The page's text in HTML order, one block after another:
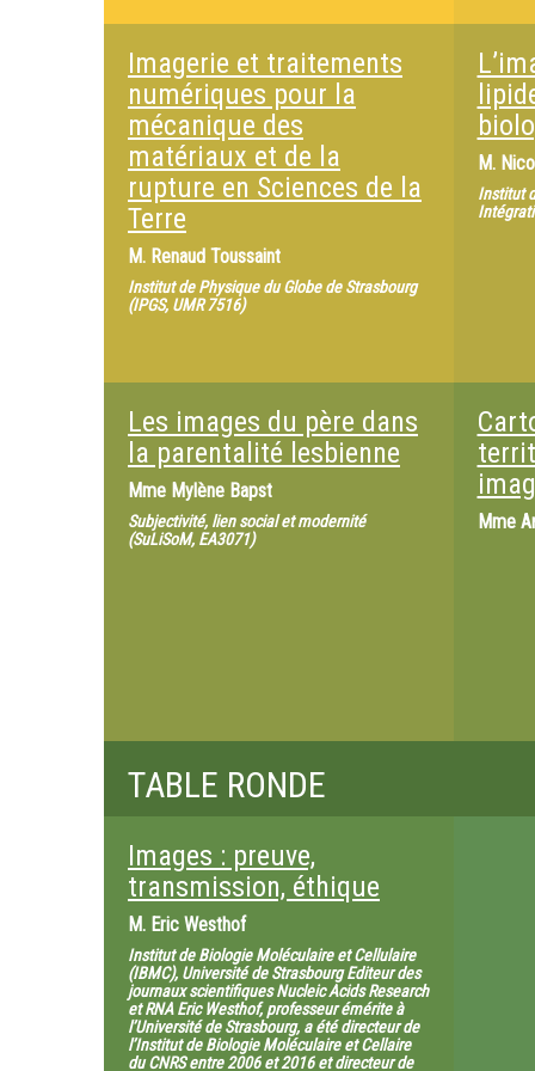
de la RTBF. Les réalités de l’information,
et M. Lits, Le fait divers, Paris, P.U.F., coll.
“Que sais-je ?”, n° 3479, 1999.
Imagerie et traitements
numériques pour la
mécanique des
matériaux et de la
rupture en Sciences de la
Terre
M. Renaud Toussaint
Institut de Physique du Globe de Strasbourg
(IPGS, UMR 7516)
M.
Institut
Les images du père dans
la parentalité lesbienne
Mme Mylène Bapst
Subjectivité, lien social et modernité
(SuLiSoM, EA3071)
Mme
TABLE RONDE
Images : preuve,
transmission, éthique
M. Eric Westhof
Institut de Biologie Moléculaire et Cellulaire
(IBMC), Université de Strasbourg Editeur des
journaux scientifiques Nucleic Acids Research
et RNA Eric Westhof, professeur émérite à
l’Université de Strasbourg, a été directeur de
l’Institut de Biologie Moléculaire et Cellaire
du CNRS entre 2006 et 2016 et directeur de